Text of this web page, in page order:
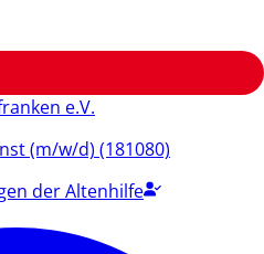
e.V.
(m/w/d) (181080)
der Altenhilfe